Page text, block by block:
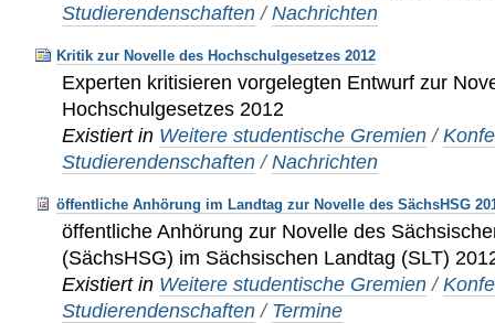
Studierendenschaften /Nachrichten
Kritik zur Novelle des Hochschulgesetzes 2012
Experten kritisieren vorgelegten Entwurf zur
Hochschulgesetzes 2012
Existiert in Weitere studentische Gremien /
Studierendenschaften /Nachrichten
öffentliche Anhörung im Landtag zur Novelle des SächsHSG
öffentliche Anhörung zur Novelle des
(SächsHSG) im Sächsischen Landtag (SLT)
Existiert in Weitere studentische Gremien /
Studierendenschaften / Termine